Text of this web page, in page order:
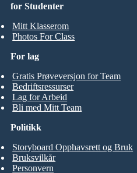
for Studenter
Mitt Klasserom
Photos For Class
For lag
Gratis Prøveversjon for Team
Bedriftsressurser
Lag for Arbeid
Bli med Mitt Team
Politikk
Storyboard Opphavsrett og Bruk
Bruksvilkår
Personvern